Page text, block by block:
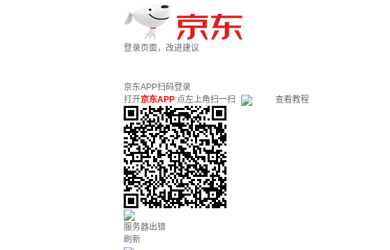
登录页面，改进建议
京东APP扫码登录
打开京东APP 点左上角扫一扫 查看教程
服务器出错
刷新